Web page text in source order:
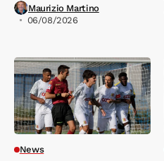
Maurizio Martino
06/08/2026
News